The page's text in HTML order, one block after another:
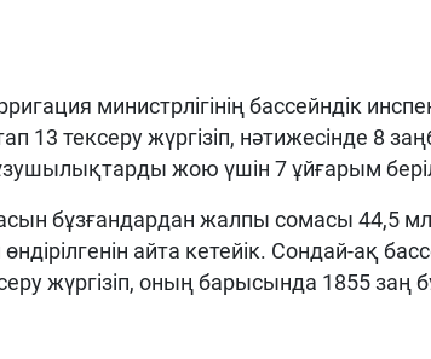
министрлігінің бассейндік
13 тексеру жүргізіп, нәтижесінде 8
жою үшін 7 ұйғарым
бұзғандардан жалпы сомасы 44,5
айта кетейік. Сондай-ақ
жүргізіп, оның барысында 1855 заң